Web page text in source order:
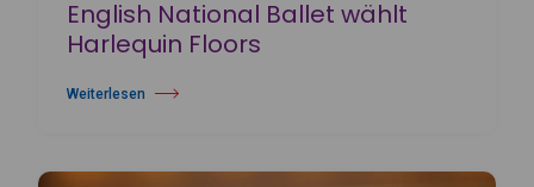
English National Ballet wählt
Harlequin Floors
Weiterlesen
über English National Ballet wählt Harlequin Floors